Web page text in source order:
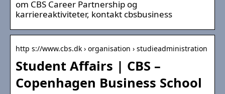
om CBS Career Partnership og
karriereaktiviteter, kontakt cbsbusiness
http s://www.cbs.dk › organisation › studieadministration
Student Affairs | CBS –
Copenhagen Business School